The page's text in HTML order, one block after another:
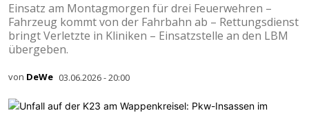
Einsatz am Montagmorgen für drei Feuerwehren –
Fahrzeug kommt von der Fahrbahn ab – Rettungsdienst
bringt Verletzte in Kliniken – Einsatzstelle an den LBM
übergeben.
von DeWe 03.06.2026 - 20:00